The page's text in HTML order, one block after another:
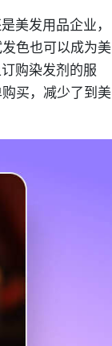
美发用品企业，
色也可以成为美
购染发剂的服
买，减少了到美